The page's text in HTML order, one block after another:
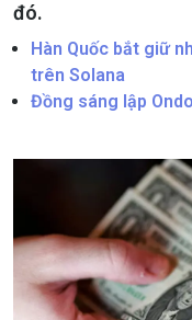
đó.
Hàn Quốc bắt giữ
trên Solana
Đồng sáng lập